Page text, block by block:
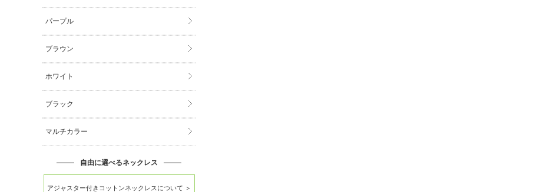
パープル
ブラウン
ホワイト
ブラック
マルチカラー
自由に選べるネックレス
アジャスター付きコットンネックレスについて ＞